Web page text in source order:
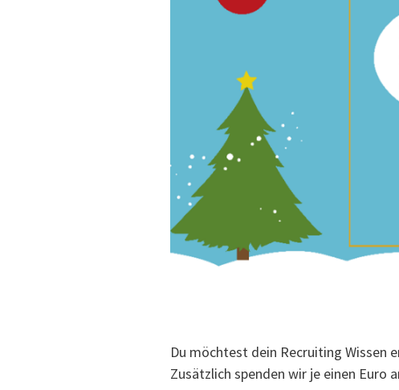
Du möchtest dein Recruiting Wissen
Zusätzlich spenden wir je einen Euro